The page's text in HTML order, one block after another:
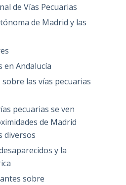
de Vías Pecuarias
de Madrid y las
en Andalucía
las vías pecuarias
pecuarias se ven
de Madrid
diversos
y la
sobre